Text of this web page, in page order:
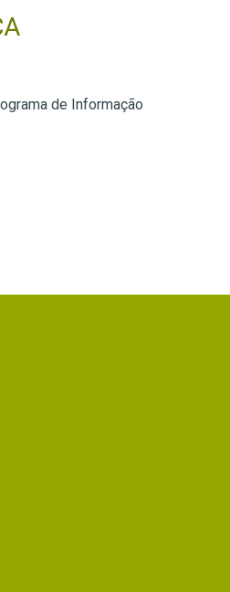
de Informação